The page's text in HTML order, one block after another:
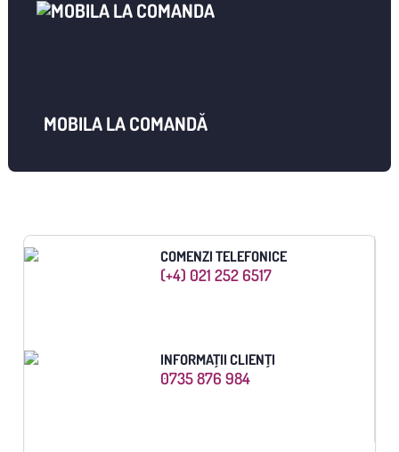
MOBILA LA COMANDĂ
COMENZI TELEFONICE
(+4) 021 252 6517
INFORMAȚII CLIENȚI
0735 876 984